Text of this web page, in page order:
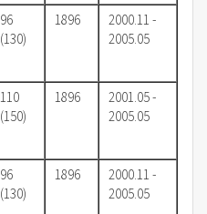
96
(130)
1896
2000.11 -
2005.05
110
(150)
1896
2001.05 -
2005.05
96
(130)
1896
2000.11 -
2005.05